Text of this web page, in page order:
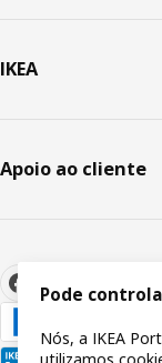
IKEA
Apoio ao cliente
Pode
Nós, a IKEA